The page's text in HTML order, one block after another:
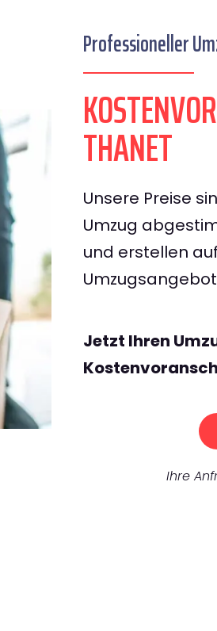
Professioneller
THANET
Unsere Preise
Umzug
und erstellen
Jetzt Ihren
Ihre